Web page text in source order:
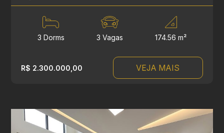
3 Dorms 3 Vagas 174.56 m²
R$ 2.300.000,00 VEJA MAIS